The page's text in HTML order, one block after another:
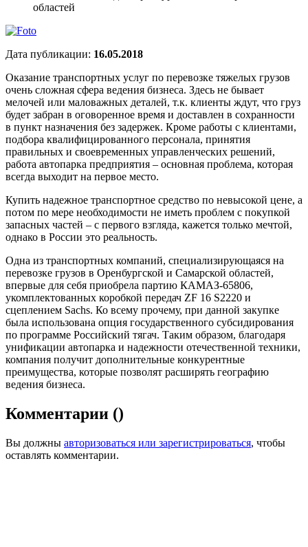
областей
Дата публикации: 16.05.2018
Оказание транспортных услуг по перевозке тяжелых грузов
очень сложная сфера ведения бизнеса. Здесь не бывает
мелочей или маловажных деталей, т.к. клиенты ждут, что груз
будет забран в оговоренное время и доставлен в сохранности
в пункт назначения без задержек. Кроме работы с клиентами,
подбора квалифицированного персонала, принятия
правильных и своевременных управленческих решений,
работа автопарка предприятия – основная проблема, которая
всегда выходит на первое место.
Купить надежное транспортное средство по невысокой цене, а
потом по мере необходимости не иметь проблем с покупкой
запасных частей – с первого взгляда, кажется только мечтой,
однако в России это реальность.
Одна из транспортных компаний, специализирующаяся на
перевозке грузов в Оренбургской и Самарской областей,
впервые для себя приобрела партию КАМАЗ-65806,
укомплектованных коробкой передач ZF 16 S2220 и
сцеплением Sachs. Ко всему прочему, при данной закупке
была использована опция государственного субсидирования
по программе Российский тягач. Таким образом, благодаря
унификации автопарка и надежности отечественной техники,
компания получит дополнительные конкурентные
преимущества, которые позволят расширять географию
ведения бизнеса.
Комментарии ()
Вы должны авторизоваться или зарегистрироваться, чтобы
оставлять комментарии.